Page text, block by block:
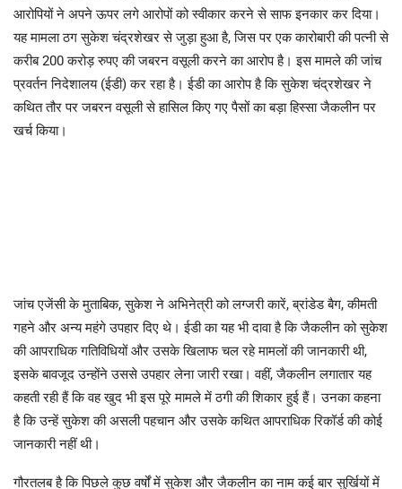
आरोपियों ने अपने ऊपर लगे आरोपों को स्वीकार करने से साफ इनकार कर दिया।
यह मामला ठग सुकेश चंद्रशेखर से जुड़ा हुआ है, जिस पर एक कारोबारी की पत्नी से
करीब 200 करोड़ रुपए की जबरन वसूली करने का आरोप है। इस मामले की जांच
प्रवर्तन निदेशालय (ईडी) कर रहा है। ईडी का आरोप है कि सुकेश चंद्रशेखर ने
कथित तौर पर जबरन वसूली से हासिल किए गए पैसों का बड़ा हिस्सा जैकलीन पर
खर्च किया।
जांच एजेंसी के मुताबिक, सुकेश ने अभिनेत्री को लग्जरी कारें, ब्रांडेड बैग, कीमती
गहने और अन्य महंगे उपहार दिए थे। ईडी का यह भी दावा है कि जैकलीन को सुकेश
की आपराधिक गतिविधियों और उसके खिलाफ चल रहे मामलों की जानकारी थी,
इसके बावजूद उन्होंने उससे उपहार लेना जारी रखा। वहीं, जैकलीन लगातार यह
कहती रही हैं कि वह खुद भी इस पूरे मामले में ठगी की शिकार हुई हैं। उनका कहना
है कि उन्हें सुकेश की असली पहचान और उसके कथित आपराधिक रिकॉर्ड की कोई
जानकारी नहीं थी।
गौरतलब है कि पिछले कुछ वर्षों में सुकेश और जैकलीन का नाम कई बार सुर्खियों में